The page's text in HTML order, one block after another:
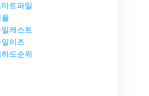
마트파일
일캐스트
일이즈
하드순위